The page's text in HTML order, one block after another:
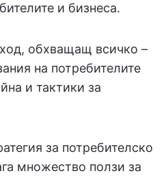
и бизнеса.
обхващащ всичко –
на потребителите
и тактики за
за потребителско
множество ползи за